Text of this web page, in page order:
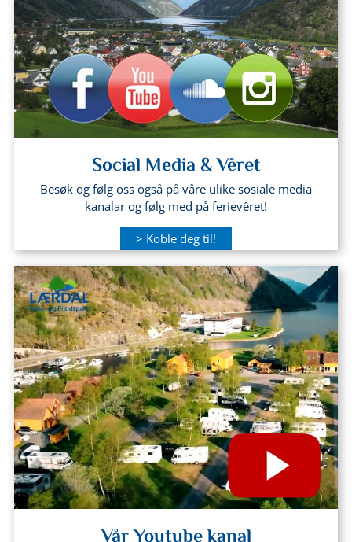
Social Media & Vêret
Besøk og følg oss også på våre ulike sosiale media
kanalar og følg med på ferievêret!
> Koble deg til!